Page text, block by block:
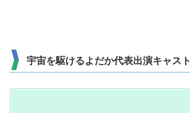
宇宙を駆けるよだか代表出演キャスト